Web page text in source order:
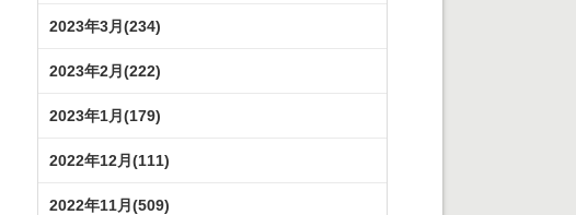
2023年3月(234)
2023年2月(222)
2023年1月(179)
2022年12月(111)
2022年11月(509)